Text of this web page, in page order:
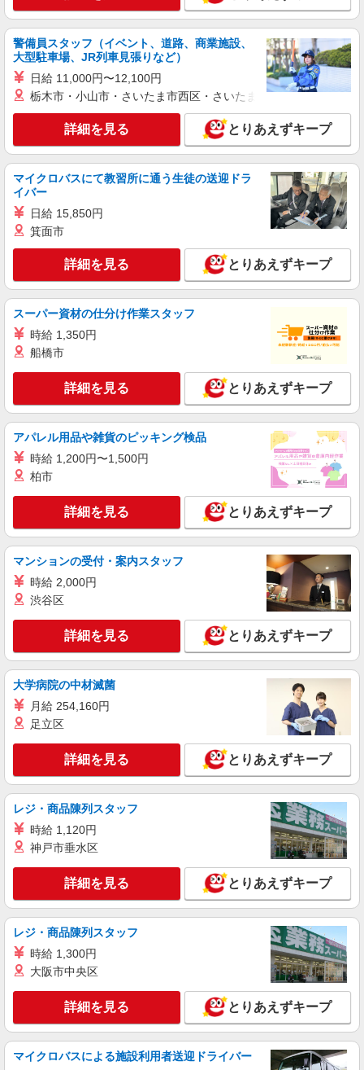
キープ 詳細を見る
株式会社kotrio /●YK-S-2097513
≪正社員≫若葉台駅＊看護助手としてキャリア
を築くチャンス！
【正社員】月給240,000〜400,000円 ・基本
給：200,000円〜220,000円 ・資格手当：10,000〜
30,000円 ・役職手当：10,000〜70,000円 ・処遇改
善手当：20,000〜60,000円（勤続年数、保有資格
により変動） ・固定残業手当：20,000円（10時
間） ※固定残業時間を超過する場合には超過勤務
手当として別途支給 ・夜勤手当：10,000円/1回
歓迎 ・認知症介護基礎研修 ・初任者研修 ・実務
者研修 ・介護福祉士 など
東京都稲城市
キープ 詳細を見る
株式会社kotrio /●YK-S-2078185
若葉台＊高日収＊高齢者向け住宅の看護師＊パ
ート勤務
時給2400円〜＜交通費全額支給(ガソリン代含
キープ 詳細を見る
派遣社員
株式会社kotrio /●TC-H-2010750
≪若葉台駅≫年齢不問！０からスタートでも活
時給1600円〜2250円 ＜日払い有/週払い有/交
通費全支給(ガソリン代含む)＞
稲城市 ＊最寄り駅：若葉台
キープ 詳細を見る
職業紹介
株式会社kotrio /●YK-S-2080130
矢野口駅近く☆病院での看護助手♪週3日OKの
パートSTAFF◎
時給1550円〜2312円 ＜交通費全支給(ガソリ
ン代含む)＞
キープ 詳細を見る
職業紹介
株式会社kotrio /●YK-S-2022886
矢野口駅＊病院の看護助手│シフト相談OK！
時給1550円〜2312円 ＜交通費全支給(ガソリ
ン代含む)＞
稲城市/矢野口駅
キープ 詳細を見る
派遣社員
株式会社トラストグロース 新宿本社 第2営業部
デイサービスでの看護師
時給：2000〜2400円 ※資格や経験面などによ
る
東京都稲城市
警備員スタッフ（イベント、道路、商業施設、
大型駐車場、JR列車見張りなど）
日給 11,000円〜12,100円
栃木市・小山市・さいたま市西区・さいたま市岩槻区・久喜市・
詳細を見る とりあえずキープ
マイクロバスにて教習所に通う生徒の送迎ドラ
イバー
日給 15,850円
箕面市
詳細を見る とりあえずキープ
スーパー資材の仕分け作業スタッフ
時給 1,350円
船橋市
詳細を見る とりあえずキープ
アパレル用品や雑貨のピッキング検品
時給 1,200円〜1,500円
柏市
詳細を見る とりあえずキープ
マンションの受付・案内スタッフ
時給 2,000円
渋谷区
詳細を見る とりあえずキープ
大学病院の中材滅菌
月給 254,160円
足立区
詳細を見る とりあえずキープ
レジ・商品陳列スタッフ
時給 1,120円
神戸市垂水区
詳細を見る とりあえずキープ
レジ・商品陳列スタッフ
時給 1,300円
大阪市中央区
詳細を見る とりあえずキープ
マイクロバスによる施設利用者送迎ドライバー